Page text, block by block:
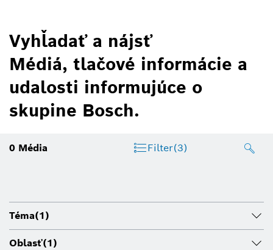
Vyhľadať a nájsť
Médiá, tlačové informácie a
udalosti informujúce o
skupine Bosch.
0 Média Filter(3)
Téma(1)
Oblasť(1)